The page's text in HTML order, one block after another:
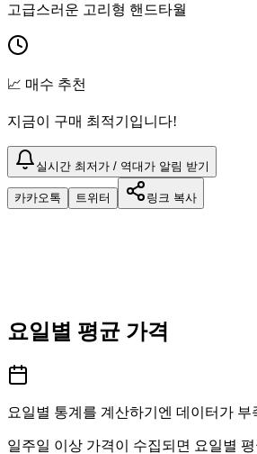
고급스러운 고리형 핸드타월
📈 매수 추천
지금이 구매 최적기입니다!
실시간 최저가 / 역대가 알림 받기
카카오톡 트위터 링크 복사
요일별 평균 가격
요일별 통계를 계산하기엔 데이터가 부
일주일 이상 가격이 수집되면 요일별